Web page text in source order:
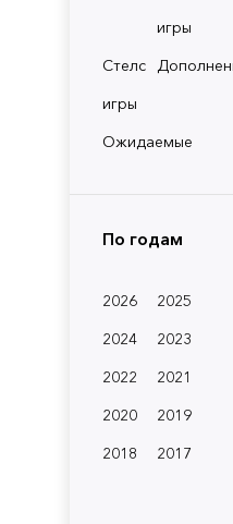
игры
Стелс
игры
Ожидаемые
По годам
2026
2025
2024
2023
2022
2021
2020
2019
2018
2017